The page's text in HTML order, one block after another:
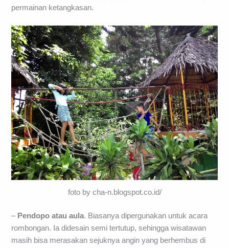
permainan ketangkasan.
foto by cha-n.blogspot.co.id/
– Pendopo atau aula. Biasanya dipergunakan untuk acara
rombongan. Ia didesain semi tertutup, sehingga wisatawan
masih bisa merasakan sejuknya angin yang berhembus di